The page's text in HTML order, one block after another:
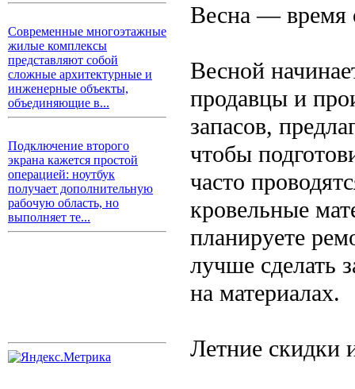
Современные многоэтажные
жилые комплексы
представляют собой
сложные архитектурные и
инженерные объекты,
объединяющие в...
Подключение второго
экрана кажется простой
операцией: ноутбук
получает дополнительную
рабочую область, но
выполняет те...
Весна — время
Весной
продавцы и
запасов,
чтобы
часто
кровельные
планируете
лучше сделать
на материалах.
Летние скидки